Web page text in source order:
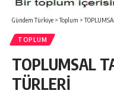
Gündem Türkiye >Toplum >
TOPLUM
TOPLUMSAL
TÜRLERİ